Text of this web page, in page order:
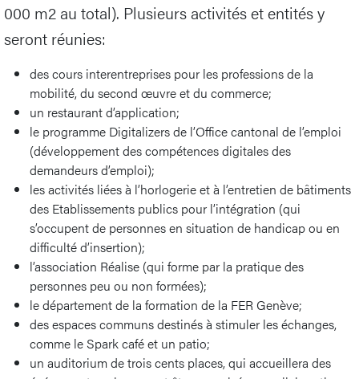
000 m2 au total). Plusieurs activités et entités y
seront réunies:
des cours interentreprises pour les professions de la
mobilité, du second œuvre et du commerce;
un restaurant d’application;
le programme Digitalizers de l’Office cantonal de l’emploi
(développement des compétences digitales des
demandeurs d’emploi);
les activités liées à l’horlogerie et à l’entretien de bâtiments
des Etablissements publics pour l’intégration (qui
s’occupent de personnes en situation de handicap ou en
difficulté d’insertion);
l’association Réalise (qui forme par la pratique des
personnes peu ou non formées);
le département de la formation de la FER Genève;
des espaces communs destinés à stimuler les échanges,
comme le Spark café et un patio;
un auditorium de trois cents places, qui accueillera des